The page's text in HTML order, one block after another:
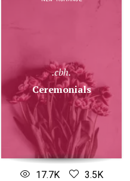
.cbh.
Ceremonials
17.7K 3.5K